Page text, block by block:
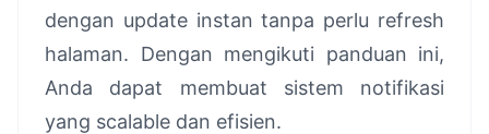
dengan update instan tanpa perlu refresh
halaman. Dengan mengikuti panduan ini,
Anda dapat membuat sistem notifikasi
yang scalable dan efisien.